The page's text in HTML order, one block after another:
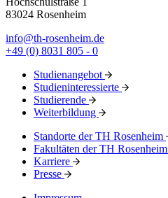
83024 Rosenheim
info@th-rosenheim.de
+49 (0) 8031 805 - 0
Studienangebot
Studieninteressierte
Studierende
Weiterbildung
Standorte der TH Rosenheim
Fakultäten der TH Rosenheim
Karriere
Presse